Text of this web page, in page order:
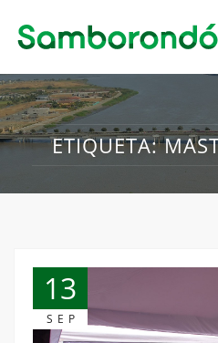
ETIQUETA:
13
SEP